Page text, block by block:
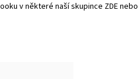
v některé naší skupince ZDEnebo